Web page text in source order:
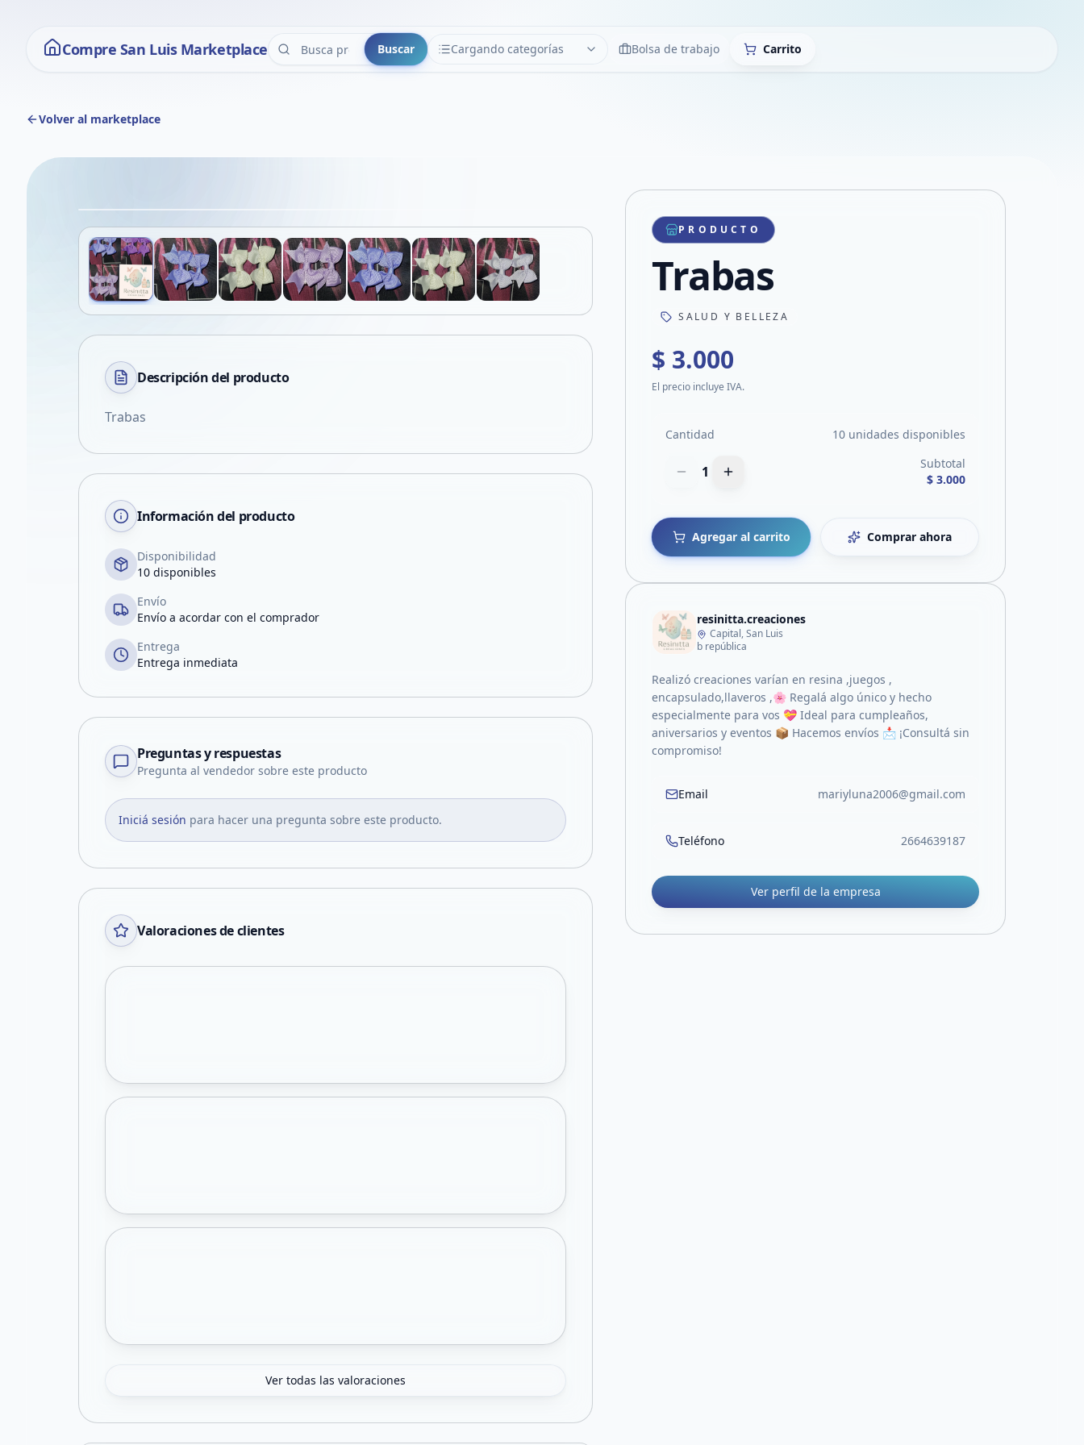
Compre San Luis Marketplace Buscar Cargando categorías
CATEGORÍAS LimpiarBolsa de trabajo Carrito
Volver al marketplace
Compartir producto
Compartir por WhatsApp
Compartir por mail
Compartir en Facebook
Descripción del producto
Trabas
Información del producto
Disponibilidad
10 disponibles
Envío
Envío a acordar con el comprador
Entrega
Entrega inmediata
Preguntas y respuestas
Pregunta al vendedor sobre este producto
Iniciá sesión para hacer una pregunta sobre este producto.
Valoraciones de clientes
Ver todas las valoraciones
PRODUCTO
Trabas
SALUD Y BELLEZA
$ 3.000
El precio incluye IVA.
Cantidad 10 unidades disponibles
1
Subtotal
$ 3.000
Agregar al carrito Comprar ahora
resinitta.creaciones
Capital, San Luis
b república
Realizó creaciones varían en resina ,juegos ,
encapsulado,llaveros ,🌸 Regalá algo único y hecho
especialmente para vos 💝 Ideal para cumpleaños,
aniversarios y eventos 📦 Hacemos envíos 📩 ¡Consultá sin
compromiso!
Email mariyluna2006@gmail.com
Teléfono 2664639187
Ver perfil de la empresa